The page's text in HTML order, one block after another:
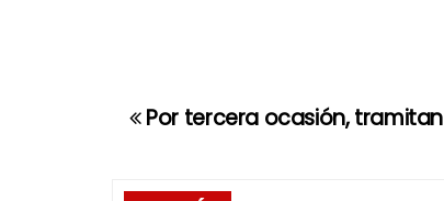
NPor tercera ocasión,